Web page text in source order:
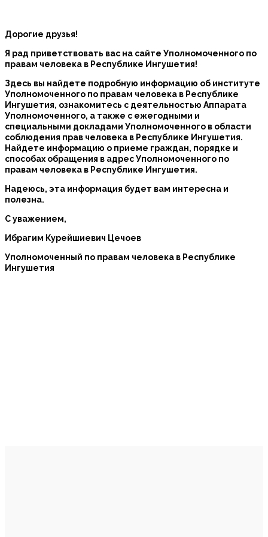
Дорогие друзья!
Я рад приветствовать вас на сайте Уполномоченного по
правам человека в Республике Ингушетия!
Здесь вы найдете подробную информацию об институте
Уполномоченного по правам человека в Республике
Ингушетия, ознакомитесь с деятельностью Аппарата
Уполномоченного, а также с ежегодными и
специальными докладами Уполномоченного в области
соблюдения прав человека в Республике Ингушетия.
Найдете информацию о приеме граждан, порядке и
способах обращения в адрес Уполномоченного по
правам человека в Республике Ингушетия.
Надеюсь, эта информация будет вам интересна и
полезна.
С уважением,
Ибрагим Курейшиевич Цечоев
Уполномоченный по правам человека в Республике
Ингушетия